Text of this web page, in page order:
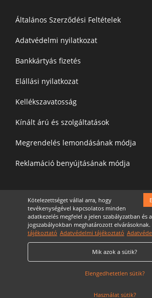
Általános Szerződési Feltételek
Adatvédelmi nyilatkozat
Bankkártyás fizetés
Elállási nyilatkozat
Kellékszavatosság
Kínált árú és szolgáltatások
Megrendelés lemondásának módja
Reklamáció benyújtásának módja
Felíratkozás a hírelevélre
Adatvédelmi
Kötelezettséget vállal arra, hogy
tevékenységével kapcsolatos minden
adatkezelés megfelel a jelen szabályzatban és
jogszabályokban meghatározott elvárásoknak.
tájékoztató Adatvédelmi tájékoztató
Mik azok a sütik?
Elengedhetetlen sütik?
Használat sütik?